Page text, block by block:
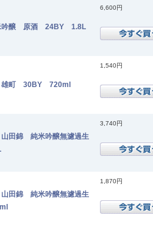
吟醸 原酒 24BY 1.8L
6,600円
町 30BY 720ml
1,540円
田錦 純米吟醸無濾過生
3,740円
田錦 純米吟醸無濾過生
1,870円